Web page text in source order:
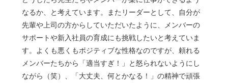
なるか、と考えています。またリーダーとして、自分が
先輩や上司の方からしていただいたように、メンバーの
サポートや新入社員の育成にも挑戦したいと考えていま
す。よくも悪くもポジティブな性格なのですが、頼れる
メンバーたちから「適当すぎ！」と怒られないようにし
ながら（笑）、「大丈夫、何とかなる！」の精神で頑張